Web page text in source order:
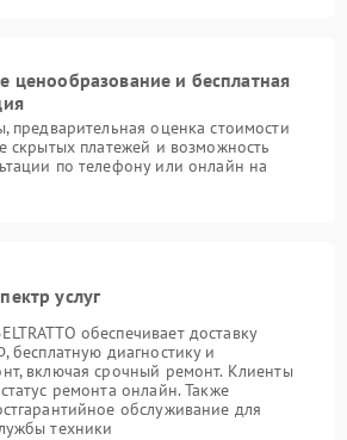
ценообразование и бесплатная
предварительная оценка стоимости
скрытых платежей и возможность
по телефону или онлайн на
услуг
обеспечивает доставку
бесплатную диагностику и
включая срочный ремонт. Клиенты
ремонта онлайн. Также
обслуживание для
техники